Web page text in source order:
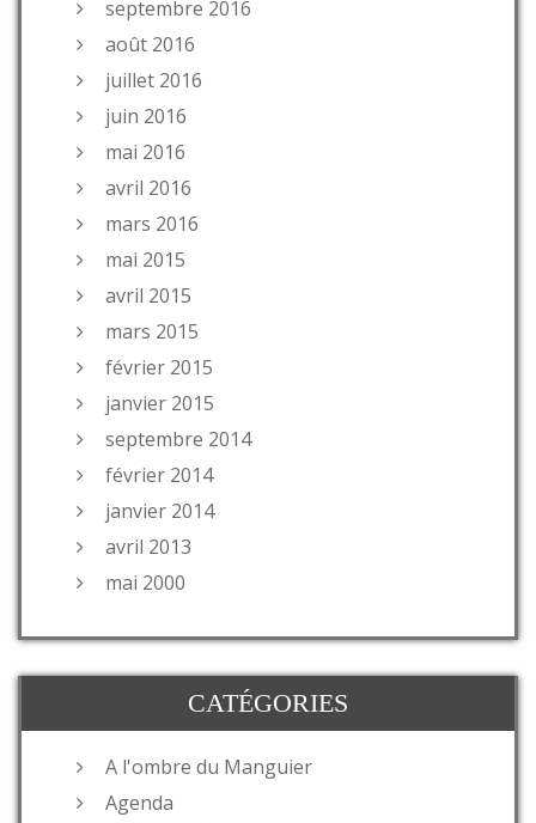
septembre 2016
août 2016
juillet 2016
juin 2016
mai 2016
avril 2016
mars 2016
mai 2015
avril 2015
mars 2015
février 2015
janvier 2015
septembre 2014
février 2014
janvier 2014
avril 2013
mai 2000
CATÉGORIES
A l'ombre du Manguier
Agenda